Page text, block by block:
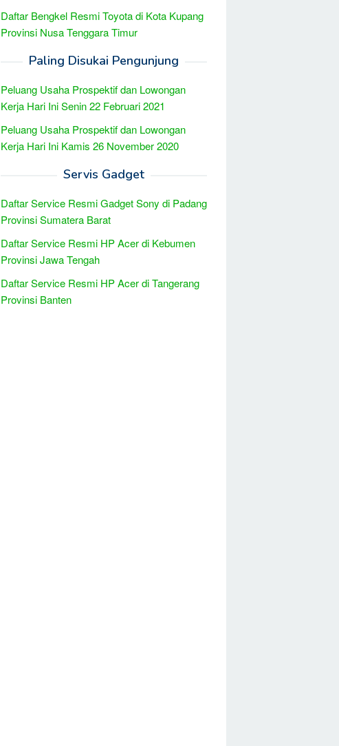
Daftar Bengkel Resmi Toyota di Kota Kupang
Provinsi Nusa Tenggara Timur
Paling Disukai Pengunjung
Peluang Usaha Prospektif dan Lowongan
Kerja Hari Ini Senin 22 Februari 2021
Peluang Usaha Prospektif dan Lowongan
Kerja Hari Ini Kamis 26 November 2020
Servis Gadget
Daftar Service Resmi Gadget Sony di Padang
Provinsi Sumatera Barat
Daftar Service Resmi HP Acer di Kebumen
Provinsi Jawa Tengah
Daftar Service Resmi HP Acer di Tangerang
Provinsi Banten